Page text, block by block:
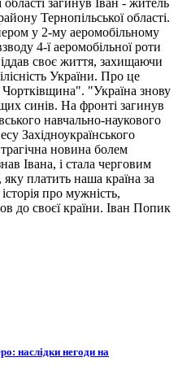
загинув Іван - житель
Тернопільської області.
у 2-му аеромобільному
4-ї аеромобільної роти
своє життя, захищаючи
України. Про це
"Україна знову
синів. На фронті загинув
навчально-наукового
Західноукраїнського
новина болем
Івана, і стала черговим
платить наша країна за
про мужність,
до своєї країни. Іван Попик
наслідки негоди на